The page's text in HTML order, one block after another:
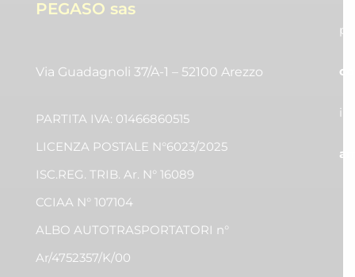
PEGASO sas
Via Guadagnoli 37/A-1 – 52100 Arezzo
PARTITA IVA: 01466860515
LICENZA POSTALE N°6023/2025
ISC.REG. TRIB. Ar. N° 16089
CCIAA N° 107104
ALBO AUTOTRASPORTATORI n°
Ar/4752357/K/00